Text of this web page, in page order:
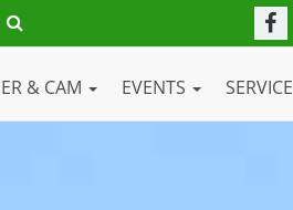
& CAM EVENTS SERVICE